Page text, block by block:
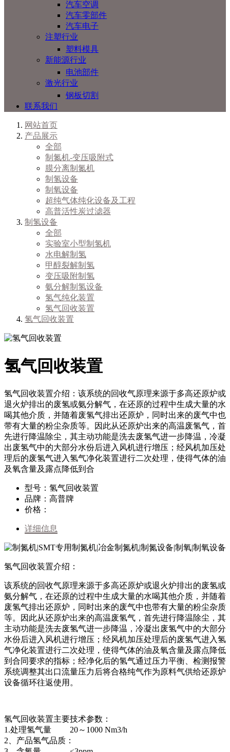
汽车空调
汽车零部件
汽车电子
注塑行业
塑料模具
新能源行业
电池部件
激光行业
钢板切割
联系我们
网站首页
产品展示
全部
制氮机-变压吸附式
膜分离制氮机
制氢设备
制氧设备
超纯气体纯化设备及工程
高普活性炭过滤器
制氢设备
全部
实验室小型制氢机
水电解制氢
甲醇裂解制氢
变压吸附制氢
氨分解制氢设备
氢气纯化装置
氢气回收装置
氢气回收装置
氢气回收装置
氢气回收装置介绍：该系统的回收气原理来源于多高还原炉或
退火炉排出的废氢或氨分解气，在还原的过程中生成大量的水
喝其他介质，并随着废氢气排出还原炉，同时出来的废气中也
带有大量的粉尘杂质等。因此从还原炉出来的高温废氢气，首
先进行降温除尘，其主动功能是洗去废氢气进一步降温，冷凝
出废氢气中的大部分水份后进入风机进行增压；经风机加压处
理后的废氢气进入氢气净化装置进行二次处理，使得气体的油
及氧含量及露点降低到合
型号：氢气回收装置
品牌：高普牌
价格：
详细信息
氢气回收装置介绍：
该系统的回收气原理来源于多高还原炉或退火炉排出的废氢或
氨分解气，在还原的过程中生成大量的水喝其他介质，并随着
废氢气排出还原炉，同时出来的废气中也带有大量的粉尘杂质
等。因此从还原炉出来的高温废氢气，首先进行降温除尘，其
主动功能是洗去废氢气进一步降温，冷凝出废氢气中的大部分
水份后进入风机进行增压；经风机加压处理后的废氢气进入氢
气净化装置进行二次处理，使得气体的油及氧含量及露点降低
到合同要求的指标；经净化后的氢气通过压力平衡、检测报警
系统调整其出口流量压力后将合格纯气作为原料气供给还原炉
设备循环往返使用。
氢气回收装置主要技术参数：
1.处理氢气量 20～1000 Nm3/h
2、产品氢气品质：